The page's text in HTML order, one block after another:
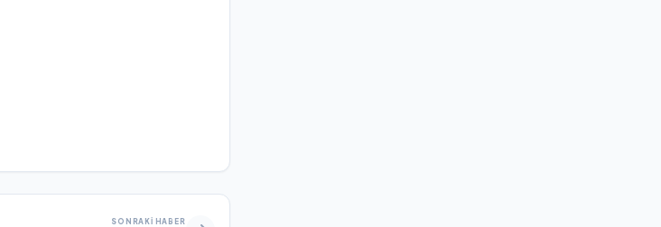
SONRAKI HABER